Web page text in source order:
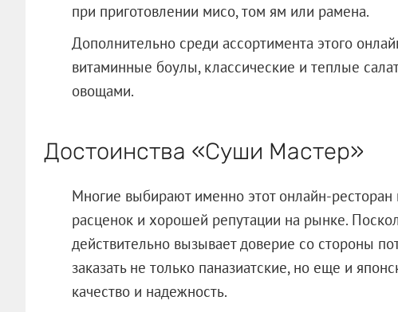
при приготовлении мисо, том ям или рамена.
Дополнительно среди ассортимента этого
витаминные боулы, классические и теплые
овощами.
Достоинства «Суши Мастер»
Многие выбирают именно этот онлайн-
расценок и хорошей репутации на рынке.
действительно вызывает доверие со стороны
заказать не только паназиатские, но еще и
качество и надежность.